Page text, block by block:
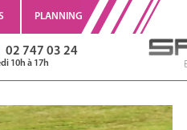
PLANNING
02 747 03 24
10h à 17h